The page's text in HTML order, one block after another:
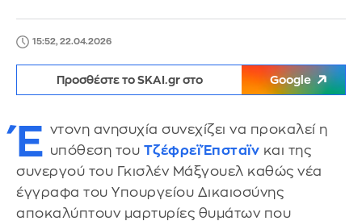
15:52, 22.04.2026
Προσθέστε το SKAI.gr στο Google
Έ ντονη ανησυχία συνεχίζει να προκαλεί η
υπόθεση του Τζέφρεϊ Έπσταϊν και της
συνεργού του Γκισλέν Μάξγουελ καθώς νέα
έγγραφα του Υπουργείου Δικαιοσύνης
αποκαλύπτουν μαρτυρίες θυμάτων που